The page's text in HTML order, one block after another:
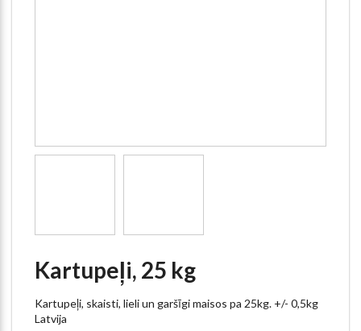
Kartupeļi, 25 kg
Kartupeļi, skaisti, lieli un garšīgi maisos pa 25kg. +/- 0,5kg
Latvija